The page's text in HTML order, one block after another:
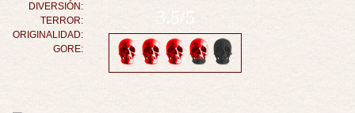
DIVERSIÓN:
TERROR:
ORIGINALIDAD:
GORE:
3.5/5